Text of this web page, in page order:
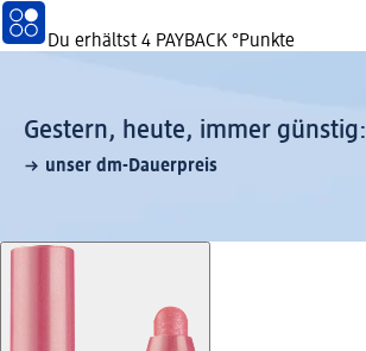
Du erhältst 4 PAYBACK °Punkte
Gestern, heute, immer günstig:
unser dm-Dauerpreis